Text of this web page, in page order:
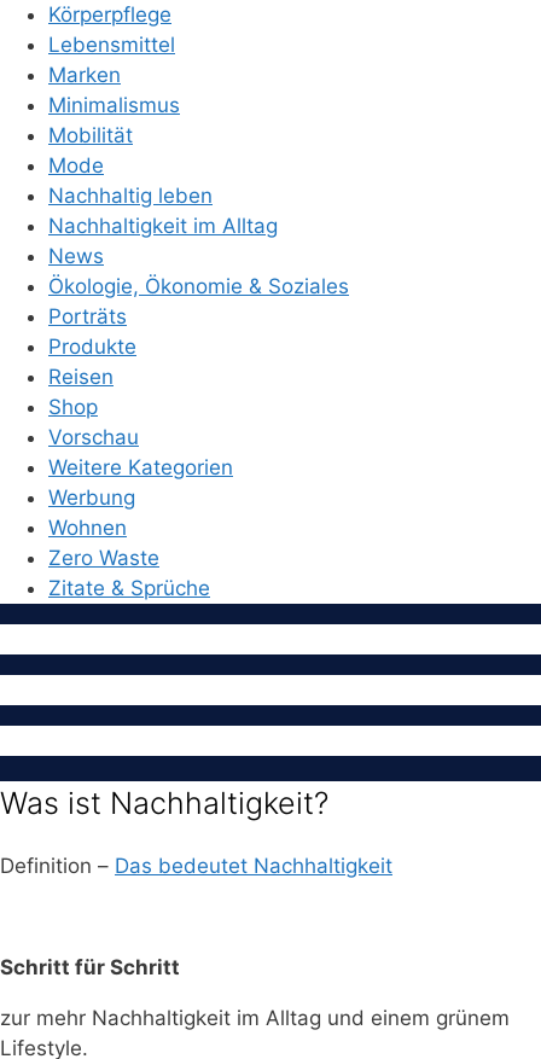
Körperpflege
Lebensmittel
Marken
Minimalismus
Mobilität
Mode
Nachhaltig leben
Nachhaltigkeit im Alltag
News
Ökologie, Ökonomie & Soziales
Porträts
Produkte
Reisen
Shop
Vorschau
Weitere Kategorien
Werbung
Wohnen
Zero Waste
Zitate & Sprüche
Was ist Nachhaltigkeit?
Definition – Das bedeutet Nachhaltigkeit
Schritt für Schritt
zur mehr Nachhaltigkeit im Alltag und einem grünem
Lifestyle.